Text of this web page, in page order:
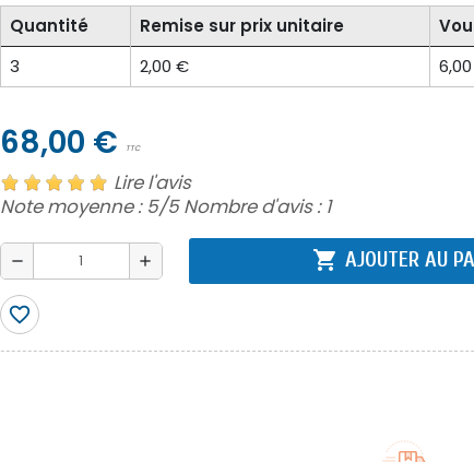
Quantité
Remise sur prix unitaire
3
2,00 €
68,00 € TTC
Lire l'avis
Note moyenne : 5/5 Nombre d'avis : 1
remove add shopping_cart AJOUTER AU
favorite_border